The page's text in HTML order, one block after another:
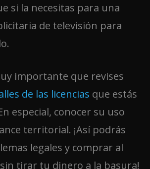
si la necesitas para una
de televisión para
importante que revises
de las licencias que estás
especial, conocer su uso
territorial. ¡Así podrás
legales y comprar al
tirar tu dinero a la basura!